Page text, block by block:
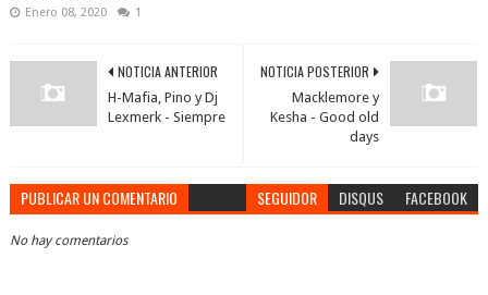
Enero 08, 2020 1
NOTICIA POSTERIOR
Macklemore y
Kesha - Good old
days
NOTICIA ANTERIOR
H-Mafia, Pino y Dj
Lexmerk - Siempre
PUBLICAR UN COMENTARIO SEGUIDOR DISQUS FACEBOOK
No hay comentarios